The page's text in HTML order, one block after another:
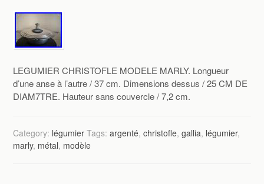
LEGUMIER CHRISTOFLE MODELE MARLY. Longueur
d’une anse à l’autre / 37 cm. Dimensions dessus / 25 CM DE
DIAM7TRE. Hauteur sans couvercle / 7,2 cm.
Category: légumier Tags:argenté,christofle,gallia, légumier,
marly, métal, modèle